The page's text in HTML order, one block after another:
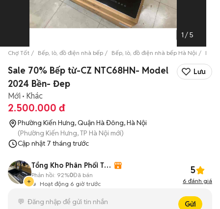
1 /5
Chợ Tốt Bếp, lò, đồ điện nhà bếp Bếp, lò, đồ điện nhà bếp Hà Nội Bếp,
Sale 70% Bếp từ-CZ NTC68HN- Model
2024 Bền- Đep
Lưu
Mới Khác
2.500.000 đ
Phường Kiến Hưng, Quận Hà Đông, Hà Nội
(Phường Kiến Hưng, TP Hà Nội mới)
Cập nhật 7 tháng trước
Tổng Kho Phân Phối Thiết bị Bếp - Phòng tắm
Hoạt động 6 giờ trước
Phản hồi: 92%0Đã bán 5
6 đánh giá
Gửi